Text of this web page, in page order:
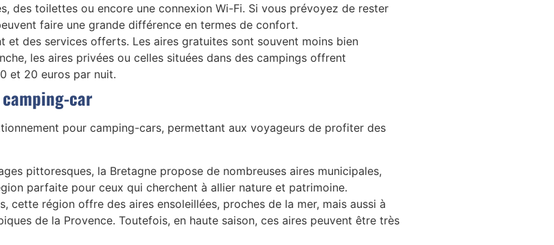
des toilettes ou encore une connexion Wi-Fi. Si vous prévoyez de rester
faire une grande différence en termes de confort.
et des services offerts. Les aires gratuites sont souvent moins bien
les aires privées ou celles situées dans des campings offrent
et 20 euros par nuit.
car
pour camping-cars, permettant aux voyageurs de profiter des
pittoresques, la Bretagne propose de nombreuses aires municipales,
parfaite pour ceux qui cherchent à allier nature et patrimoine.
cette région offre des aires ensoleillées, proches de la mer, mais aussi à
de la Provence. Toutefois, en haute saison, ces aires peuvent être très